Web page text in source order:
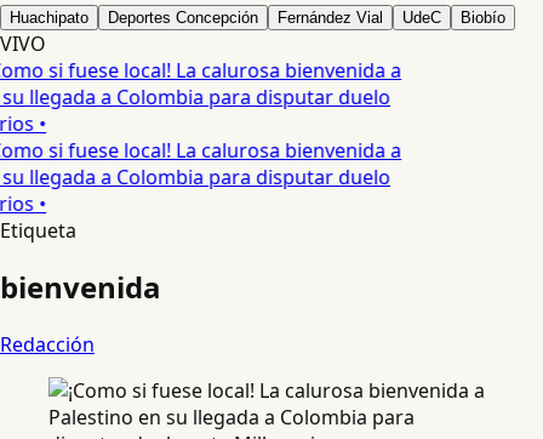
Huachipato Deportes Concepción Fernández Vial UdeC Biobío
VIVO
si fuese local! La calurosa bienvenida a
llegada a Colombia para disputar duelo
•
si fuese local! La calurosa bienvenida a
llegada a Colombia para disputar duelo
•
Etiqueta
bienvenida
Redacción